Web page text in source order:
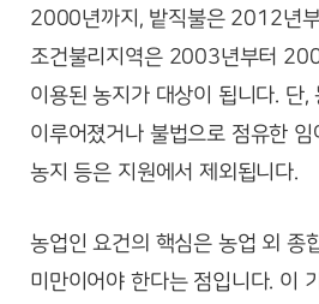
2000년까지, 밭직불은 2012년
조건불리지역은 2003년부터
이용된 농지가 대상이 됩니다. 단,
이루어졌거나 불법으로 점유한
농지 등은 지원에서 제외됩니다.
농업인 요건의 핵심은 농업 외 종
미만이어야 한다는 점입니다. 이